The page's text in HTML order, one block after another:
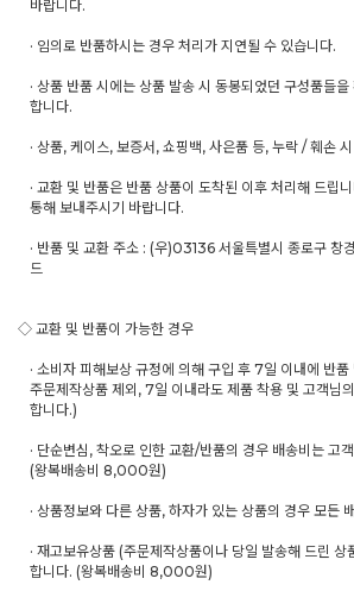
바랍니다.
· 임의로 반품하시는 경우 처리가 지연될 수 있습니다.
· 상품 반품 시에는 상품 발송 시 동봉되었던 구성품들
합니다.
· 상품, 케이스, 보증서, 쇼핑백, 사은품 등, 누락 / 훼손
· 교환 및 반품은 반품 상품이 도착된 이후 처리해 드립
통해 보내주시기 바랍니다.
· 반품 및 교환 주소 : (우)03136 서울특별시 종로구 창
드
◇ 교환 및 반품이 가능한 경우
· 소비자 피해보상 규정에 의해 구입 후 7일 이내에 반
주문제작상품 제외, 7일 이내라도 제품 착용 및 고객님
합니다.)
· 단순변심, 착오로 인한 교환/반품의 경우 배송비는 고
(왕복배송비 8,000원)
· 상품정보와 다른 상품, 하자가 있는 상품의 경우 모든
· 재고보유상품 (주문제작상품이나 당일 발송해 드린
합니다. (왕복배송비 8,000원)